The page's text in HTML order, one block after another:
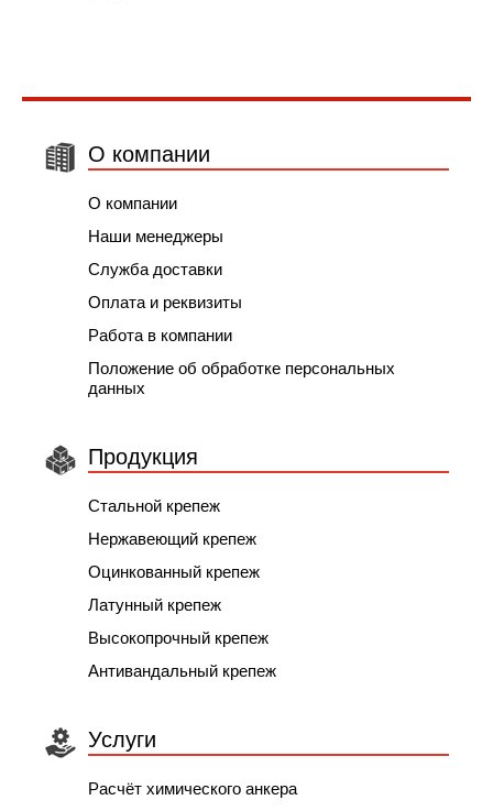
О компании
О компании
Наши менеджеры
Служба доставки
Оплата и реквизиты
Работа в компании
Положение об обработке персональных
данных
Продукция
Стальной крепеж
Нержавеющий крепеж
Оцинкованный крепеж
Латунный крепеж
Высокопрочный крепеж
Антивандальный крепеж
Услуги
Расчёт химического анкера